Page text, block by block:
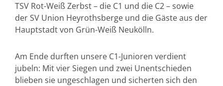
TSV Rot-Weiß Zerbst – die C1 und die C2 – sowie
der SV Union Heyrothsberge und die Gäste aus der
Hauptstadt von Grün-Weiß Neukölln.
Am Ende durften unsere C1-Junioren verdient
jubeln: Mit vier Siegen und zwei Unentschieden
blieben sie ungeschlagen und sicherten sich den